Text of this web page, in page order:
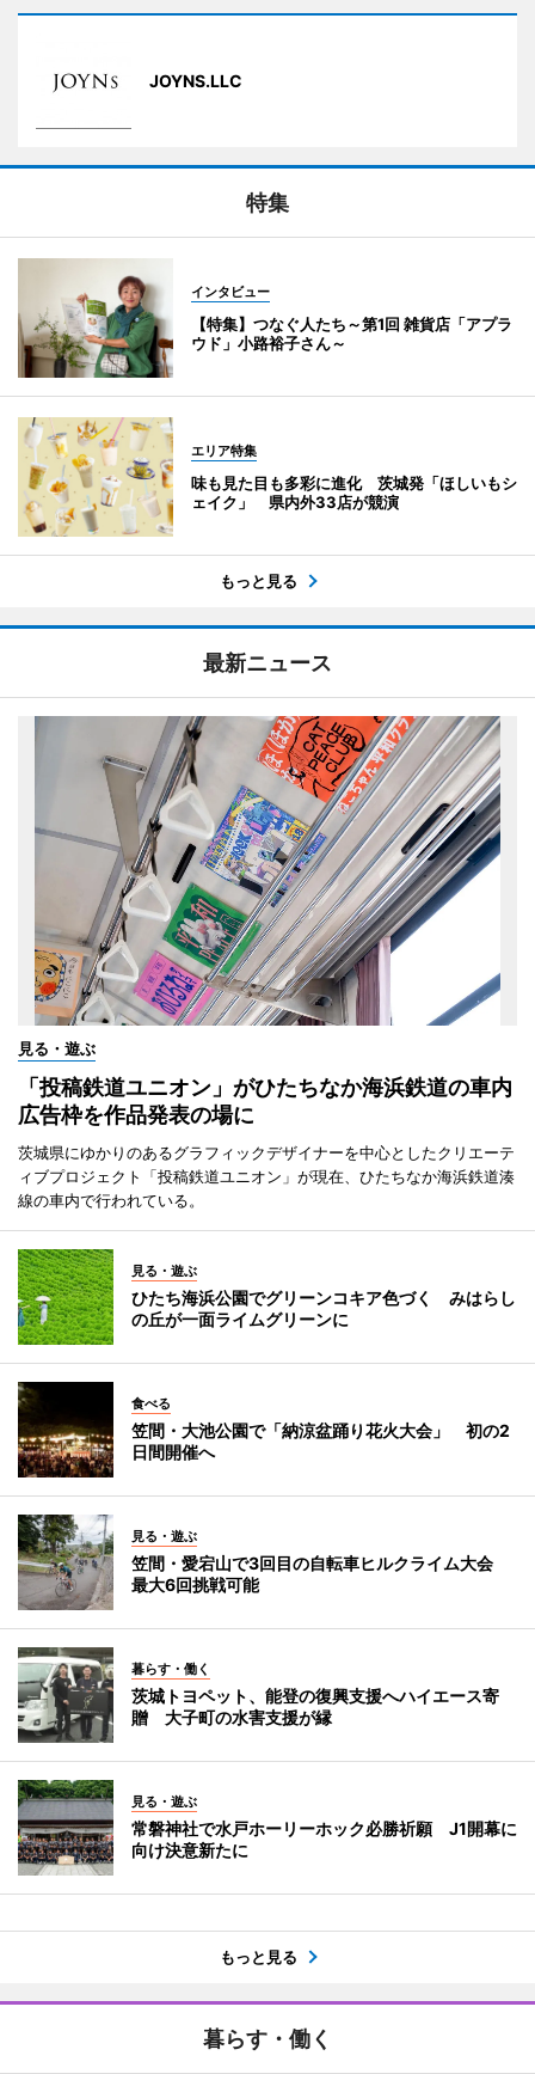
JOYNS.LLC
特集
インタビュー
【特集】つなぐ人たち～第1回 雑貨店「アプラ
ウド」小路裕子さん～
エリア特集
味も見た目も多彩に進化 茨城発「ほしいもシ
ェイク」 県内外33店が競演
もっと見る
最新ニュース
見る・遊ぶ
「投稿鉄道ユニオン」がひたちなか海浜鉄道の車内
広告枠を作品発表の場に
茨城県にゆかりのあるグラフィックデザイナーを中心としたクリエーテ
ィブプロジェクト「投稿鉄道ユニオン」が現在、ひたちなか海浜鉄道湊
線の車内で行われている。
見る・遊ぶ
ひたち海浜公園でグリーンコキア色づく みはらし
の丘が一面ライムグリーンに
食べる
笠間・大池公園で「納涼盆踊り花火大会」 初の2
日間開催へ
見る・遊ぶ
笠間・愛宕山で3回目の自転車ヒルクライム大会
最大6回挑戦可能
暮らす・働く
茨城トヨペット、能登の復興支援へハイエース寄
贈 大子町の水害支援が縁
見る・遊ぶ
常磐神社で水戸ホーリーホック必勝祈願 J1開幕に
向け決意新たに
もっと見る
暮らす・働く